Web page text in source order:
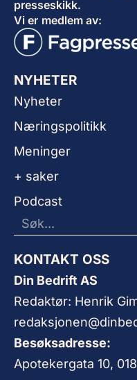
presseskikk.
Vi er medlem av:
NYHETER
Nyheter
Næringspolitikk
Meninger
+ saker
Podcast
KONTAKT OSS
Din Bedrift AS
Redaktør: Henrik
Besøksadresse:
Apotekergata 10,